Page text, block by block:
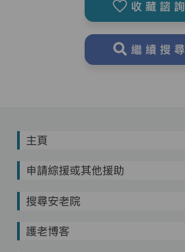
收藏諮詢
繼續搜尋
主頁
申請綜援或其他援助
搜尋安老院
護老博客